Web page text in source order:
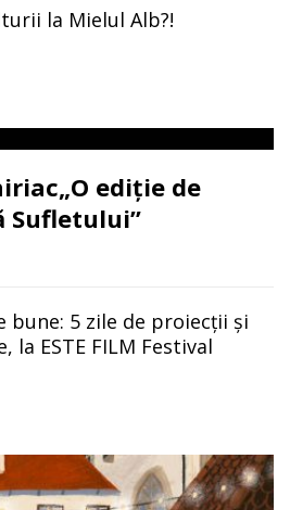
la Mielul Alb?!
ediție de
Sufletului”
bune: 5 zile de proiecții și
la ESTE FILM Festival